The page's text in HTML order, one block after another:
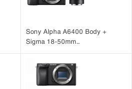
Sony Alpha A6400 Body +
Sigma 18-50mm